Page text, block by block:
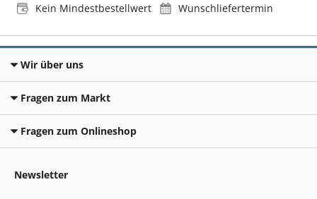
Kein Mindestbestellwert
Wunschliefertermin
Wir über uns
Fragen zum Markt
Fragen zum Onlineshop
Newsletter